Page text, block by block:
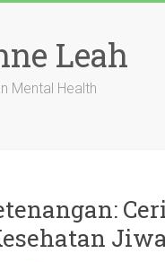
Leah
Mental Health